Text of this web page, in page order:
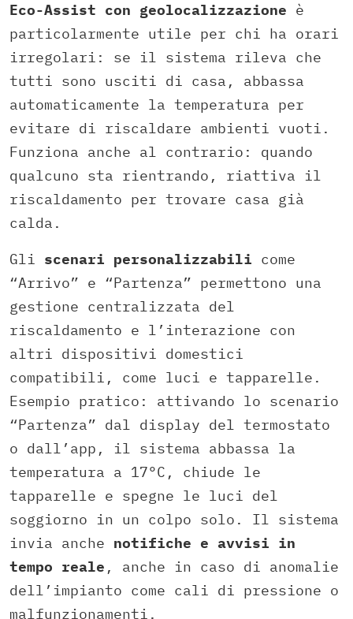
Eco-Assist con geolocalizzazione è
particolarmente utile per chi ha orari
irregolari: se il sistema rileva che
tutti sono usciti di casa, abbassa
automaticamente la temperatura per
evitare di riscaldare ambienti vuoti.
Funziona anche al contrario: quando
qualcuno sta rientrando, riattiva il
riscaldamento per trovare casa già
calda.
Gli scenari personalizzabili come
“Arrivo” e “Partenza” permettono una
gestione centralizzata del
riscaldamento e l’interazione con
altri dispositivi domestici
compatibili, come luci e tapparelle.
Esempio pratico: attivando lo scenario
“Partenza” dal display del termostato
o dall’app, il sistema abbassa la
temperatura a 17°C, chiude le
tapparelle e spegne le luci del
soggiorno in un colpo solo. Il sistema
invia anche notifiche e avvisi in
tempo reale , anche in caso di anomalie
dell’impianto come cali di pressione o
malfunzionamenti.